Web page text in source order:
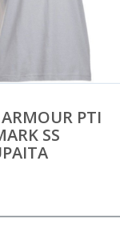
PTI
SS